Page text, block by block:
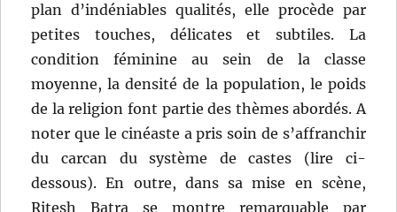
plan d’indéniables qualités, elle procède par
petites touches, délicates et subtiles. La
condition féminine au sein de la classe
moyenne, la densité de la population, le poids
de la religion font partie des thèmes abordés. A
noter que le cinéaste a pris soin de s’affranchir
du carcan du système de castes (lire ci-
dessous). En outre, dans sa mise en scène,
Ritesh Batra se montre remarquable par